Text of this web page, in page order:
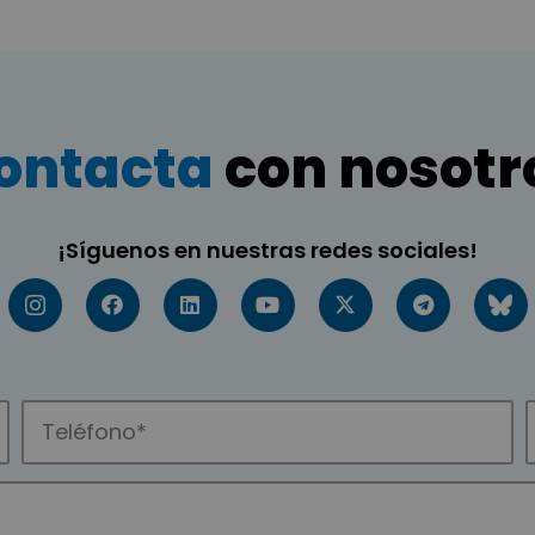
con
¡Síguenos en nuestras redes sociales!